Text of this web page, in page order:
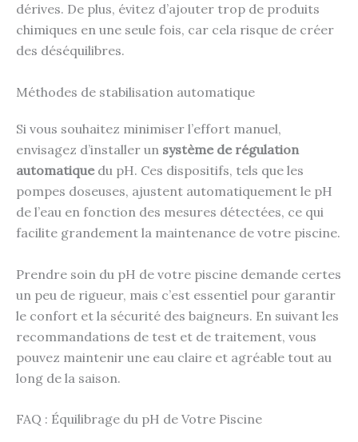
dérives. De plus, évitez d’ajouter trop de produits
chimiques en une seule fois, car cela risque de créer
des déséquilibres.
Méthodes de stabilisation automatique
Si vous souhaitez minimiser l’effort manuel,
envisagez d’installer un système de régulation
automatiquedu pH. Ces dispositifs, tels que les
pompes doseuses, ajustent automatiquement le pH
de l’eau en fonction des mesures détectées, ce qui
facilite grandement la maintenance de votre piscine.
Prendre soin du pH de votre piscine demande certes
un peu de rigueur, mais c’est essentiel pour garantir
le confort et la sécurité des baigneurs. En suivant les
recommandations de test et de traitement, vous
pouvez maintenir une eau claire et agréable tout au
long de la saison.
FAQ : Équilibrage du pH de Votre Piscine